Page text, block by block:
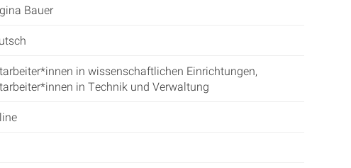
Bauer
in wissenschaftlichen Einrichtungen,
in Technik und Verwaltung